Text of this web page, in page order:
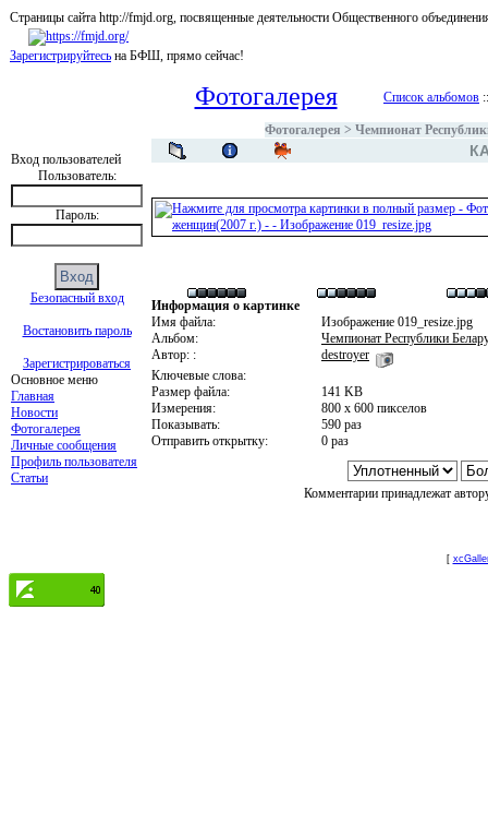
Страницы сайта http://fmjd.org, посвященные деятельности Общественного
Зарегистрируйтесь на БФШ, прямо сейчас!
Вход пользователей
Пользователь:
Пароль:
Безопасный вход
Востановить пароль
Зарегистрироваться
Основное меню
Главная
Новости
Фотогалерея
Личные сообщения
Профиль пользователя
Статьи
Фотогалерея Список альбомов
Фотогалерея > Чемпионат
Информация о картинке
Имя файла:
Изображение 019_resize.jpg
Альбом:
Чемпионат Республики
Автор: :
destroyer
Ключевые слова:
Размер файла:
141 KB
Измерения:
800 x 600 пикселов
Показывать:
590 раз
Отправить открытку:
0 раз
Комментарии принадлежат
[